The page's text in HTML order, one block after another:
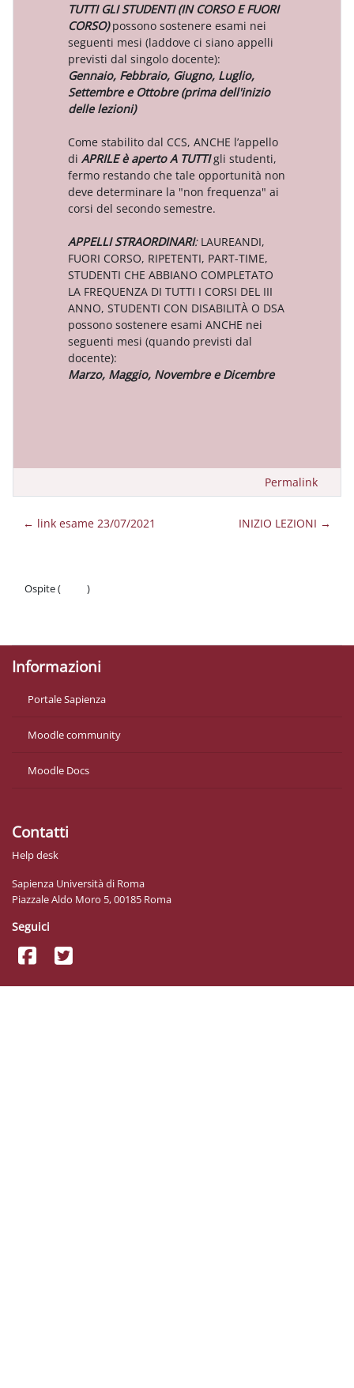
TUTTI GLI STUDENTI (IN CORSO E FUORI
CORSO)possono sostenere esami nei
seguenti mesi (laddove ci siano appelli
previsti dal singolo docente):
Gennaio, Febbraio, Giugno, Luglio,
Settembre e Ottobre (prima dell'inizio
delle lezioni)
Come stabilito dal CCS, ANCHE l’appello
di APRILE è aperto A TUTTI gli studenti,
fermo restando che tale opportunità non
deve determinare la "non frequenza" ai
corsi del secondo semestre.
APPELLI STRAORDINARI:LAUREANDI,
FUORI CORSO, RIPETENTI, PART-TIME,
STUDENTI CHE ABBIANO COMPLETATO
LA FREQUENZA DI TUTTI I CORSI DEL III
ANNO, STUDENTI CON DISABILITÀ O DSA
possono sostenere esami ANCHE nei
seguenti mesi (quando previsti dal
docente):
Marzo, Maggio, Novembre e Dicembre
Permalink
← link esame 23/07/2021 INIZIO LEZIONI →
Ospite (
)
Informazioni
Portale Sapienza
Moodle community
Moodle Docs
Contatti
Help desk
Sapienza Università di Roma
Piazzale Aldo Moro 5, 00185 Roma
Seguici